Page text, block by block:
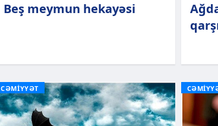
Beş meymun hekayəsi
CƏMİYYƏT